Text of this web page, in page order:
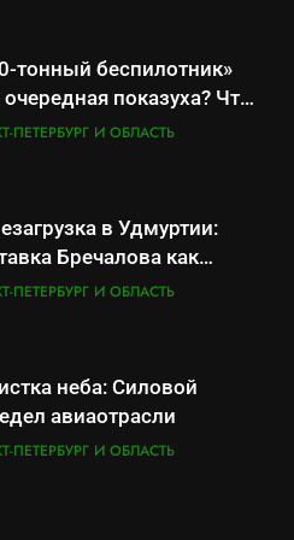
тонный беспилотник»
очередная показуха? Что
российский ВМФ
ПЕТЕРБУРГ И ОБЛАСТЬ
в Удмуртии:
Бречалова как
управленческих
ПЕТЕРБУРГ И ОБЛАСТЬ
неба: Силовой
авиаотрасли
ПЕТЕРБУРГ И ОБЛАСТЬ